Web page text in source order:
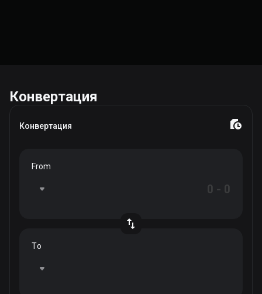
Конвертация
Конвертация
From
To